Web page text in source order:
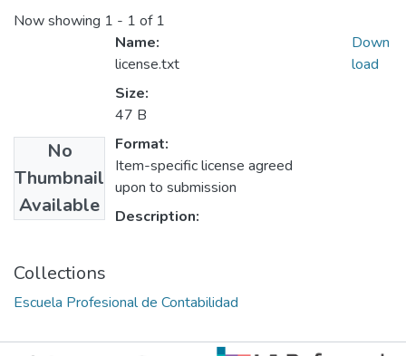
Now showing 1 - 1 of 1
No
Thumbnail
Available
Name:
license.txt
Size:
47 B
Format:
Item-specific license agreed
upon to submission
Description:
Down
load
Collections
Escuela Profesional de Contabilidad